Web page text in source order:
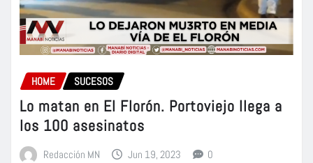
HOME SUCESOS
Lo matan en El Florón. Portoviejo llega a
los 100 asesinatos
Redacción MN Jun 19, 2023 0